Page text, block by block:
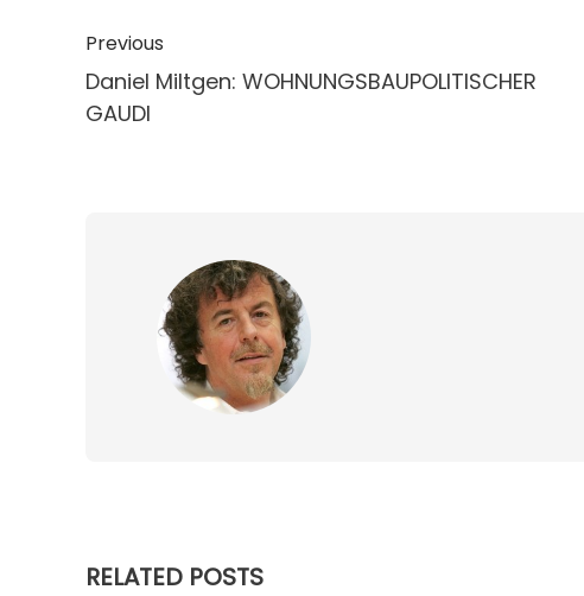
Previous
Daniel Miltgen: WOHNUNGSBAUPOLITISCHER
GAUDI
RELATED POSTS